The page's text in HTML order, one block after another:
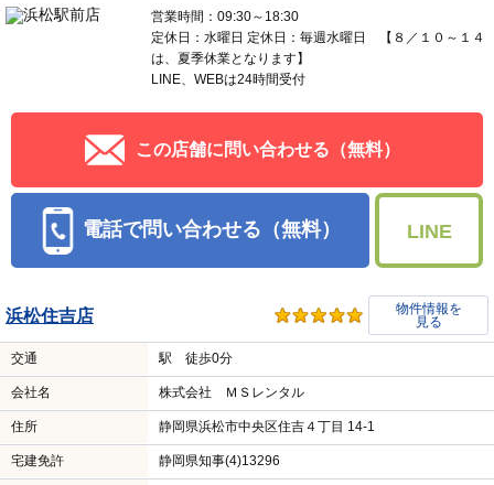
営業時間：09:30～18:30
定休日：水曜日 定休日：毎週水曜日 【８／１０～１４
は、夏季休業となります】
LINE、WEBは24時間受付
この店舗に問い合わせる（無料）
電話で問い合わせる（無料） LINE
浜松住吉店
物件情報を
見る
交通 駅 徒歩0分
会社名 株式会社 ＭＳレンタル
住所 静岡県浜松市中央区住吉４丁目 14-1
宅建免許 静岡県知事(4)13296